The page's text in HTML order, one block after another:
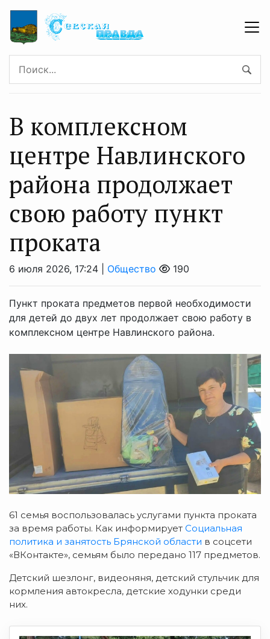
В комплексном
центре Навлинского
района продолжает
свою работу пункт
проката
6 июля 2026, 17:24 | Общество 190
Пункт проката предметов первой необходимости
для детей до двух лет продолжает свою работу в
комплексном центре Навлинского района.
61 семья воспользовалась услугами пункта проката
за время работы. Как информирует Социальная
политика и занятость Брянской области в соцсети
«ВКонтакте», семьям было передано 117 предметов.
Детский шезлонг, видеоняня, детский стульчик для
кормления автокресла, детские ходунки среди
них.